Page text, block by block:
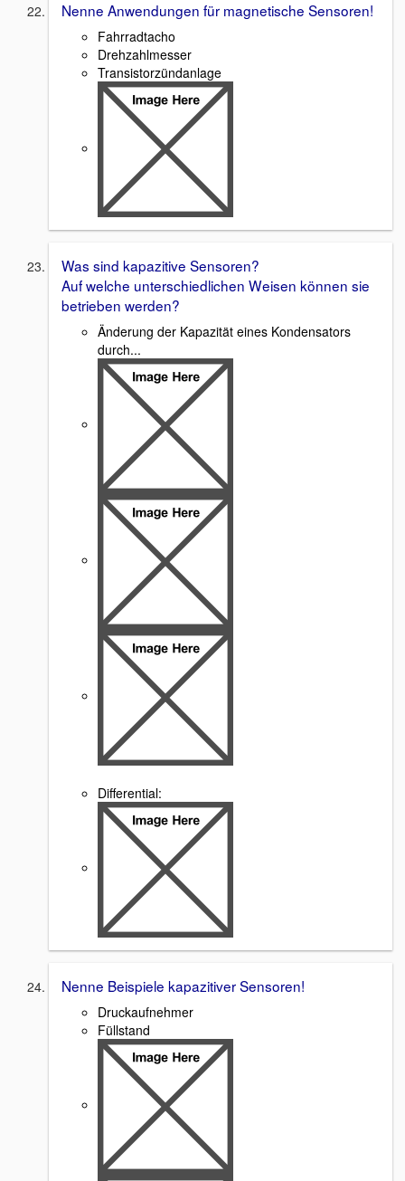
Nenne Anwendungen für magnetische Sensoren!
Fahrradtacho
Drehzahlmesser
Transistorzündanlage
Was sind kapazitive Sensoren?
Auf welche unterschiedlichen Weisen können sie
betrieben werden?
Änderung der Kapazität eines Kondensators
durch...
Differential:
Nenne Beispiele kapazitiver Sensoren!
Druckaufnehmer
Füllstand